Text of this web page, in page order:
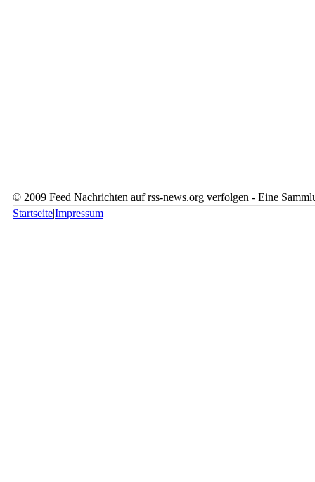
© 2009 Feed Nachrichten auf rss-news.org verfolgen - Eine
Startseite|Impressum